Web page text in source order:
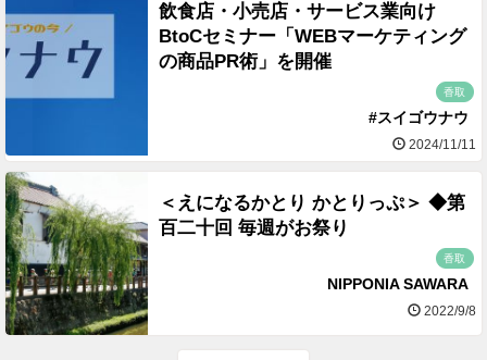
飲食店・小売店・サービス業向け
BtoCセミナー「WEBマーケティング
の商品PR術」を開催
香取
#スイゴウナウ
2024/11/11
＜えになるかとり かとりっぷ＞ ◆第
百二十回 毎週がお祭り
香取
NIPPONIA SAWARA
2022/9/8